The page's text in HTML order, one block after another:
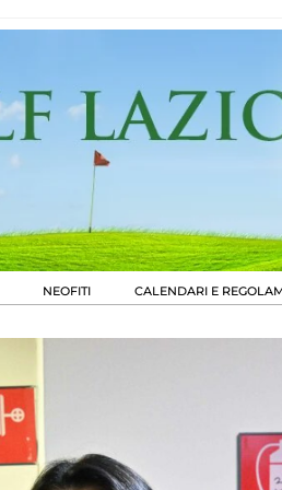
NEOFITI CALENDARI E